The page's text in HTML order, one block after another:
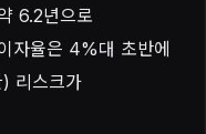
6.2년으로
자율은 4%대 초반에
리스크가